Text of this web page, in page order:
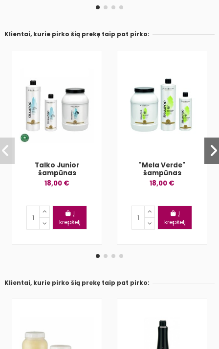
Klientai, kurie pirko šią prekę taip pat pirko:
Talko Junior
šampūnas
18,00 €
Į
krepšelį
"Mela Verde"
šampūnas
18,00 €
Į
krepšelį
Klientai, kurie pirko šią prekę taip pat pirko: